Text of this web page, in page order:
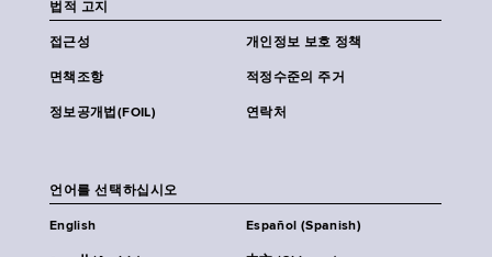
법적 고지
접근성 개인정보 보호 정책
면책조항 적정수준의 주거
정보공개법(FOIL) 연락처
언어를 선택하십시오
English Español (Spanish)